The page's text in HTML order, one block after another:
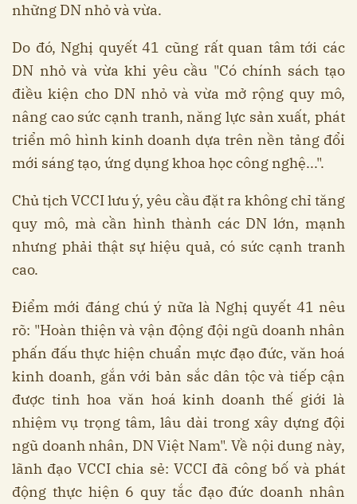
những DN nhỏ và vừa.
Do đó, Nghị quyết 41 cũng rất quan tâm tới các
DN nhỏ và vừa khi yêu cầu "Có chính sách tạo
điều kiện cho DN nhỏ và vừa mở rộng quy mô,
nâng cao sức cạnh tranh, năng lực sản xuất, phát
triển mô hình kinh doanh dựa trên nền tảng đổi
mới sáng tạo, ứng dụng khoa học công nghệ...".
Chủ tịch VCCI lưu ý, yêu cầu đặt ra không chỉ tăng
quy mô, mà cần hình thành các DN lớn, mạnh
nhưng phải thật sự hiệu quả, có sức cạnh tranh
cao.
Điểm mới đáng chú ý nữa là Nghị quyết 41 nêu
rõ: "Hoàn thiện và vận động đội ngũ doanh nhân
phấn đấu thực hiện chuẩn mực đạo đức, văn hoá
kinh doanh, gắn với bản sắc dân tộc và tiếp cận
được tinh hoa văn hoá kinh doanh thế giới là
nhiệm vụ trọng tâm, lâu dài trong xây dựng đội
ngũ doanh nhân, DN Việt Nam". Về nội dung này,
lãnh đạo VCCI chia sẻ: VCCI đã công bố và phát
động thực hiện 6 quy tắc đạo đức doanh nhân